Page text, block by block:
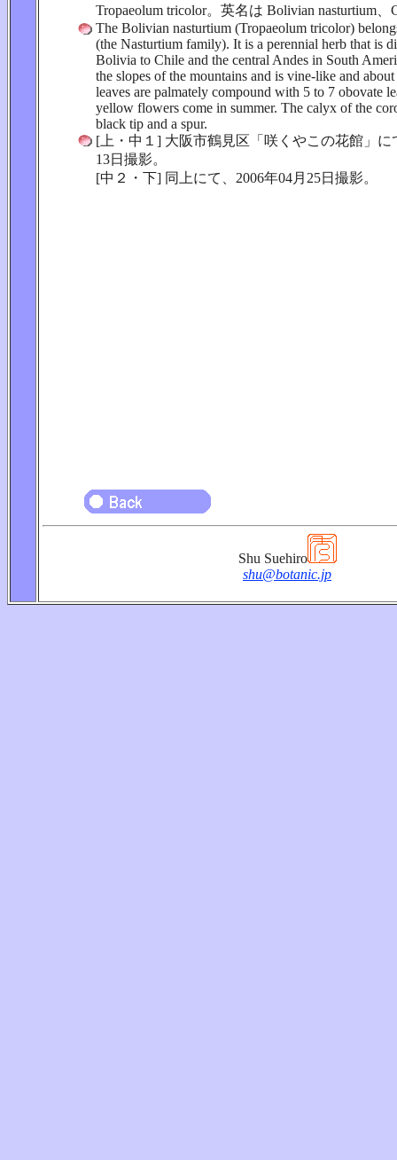
Tropaeolum tricolor。英名は Bolivian nasturtium、
The Bolivian nasturtium (Tropaeolum tricolor)
(the Nasturtium family). It is a perennial herb that is
Bolivia to Chile and the central Andes in South
the slopes of the mountains and is vine-like and
leaves are palmately compound with 5 to 7 obovate
yellow flowers come in summer. The calyx of the
black tip and a spur.
[上・中１] 大阪市鶴見区「咲くやこの花館」に
13日撮影。
[中２・下] 同上にて、2006年04月25日撮影。
Shu Suehiro
shu@botanic.jp